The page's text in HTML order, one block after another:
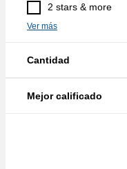
2 stars & more
Ver más
Cantidad
Mejor calificado